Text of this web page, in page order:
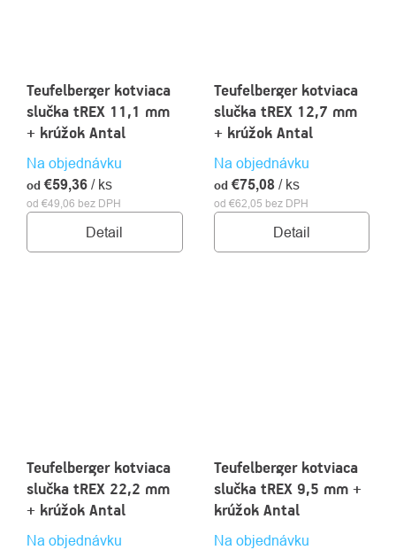
Teufelberger kotviaca
slučka tREX 11,1 mm
+ krúžok Antal
Na objednávku
od €49,06 bez DPH
od €59,36 / ks
Detail
Teufelberger kotviaca
slučka tREX 12,7 mm
+ krúžok Antal
Na objednávku
od €62,05 bez DPH
od €75,08 / ks
Detail
Teufelberger kotviaca
slučka tREX 22,2 mm
+ krúžok Antal
Na objednávku
Teufelberger kotviaca
slučka tREX 9,5 mm +
krúžok Antal
Na objednávku